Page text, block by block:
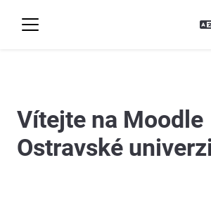
Vítejte na Moodle
Ostravské